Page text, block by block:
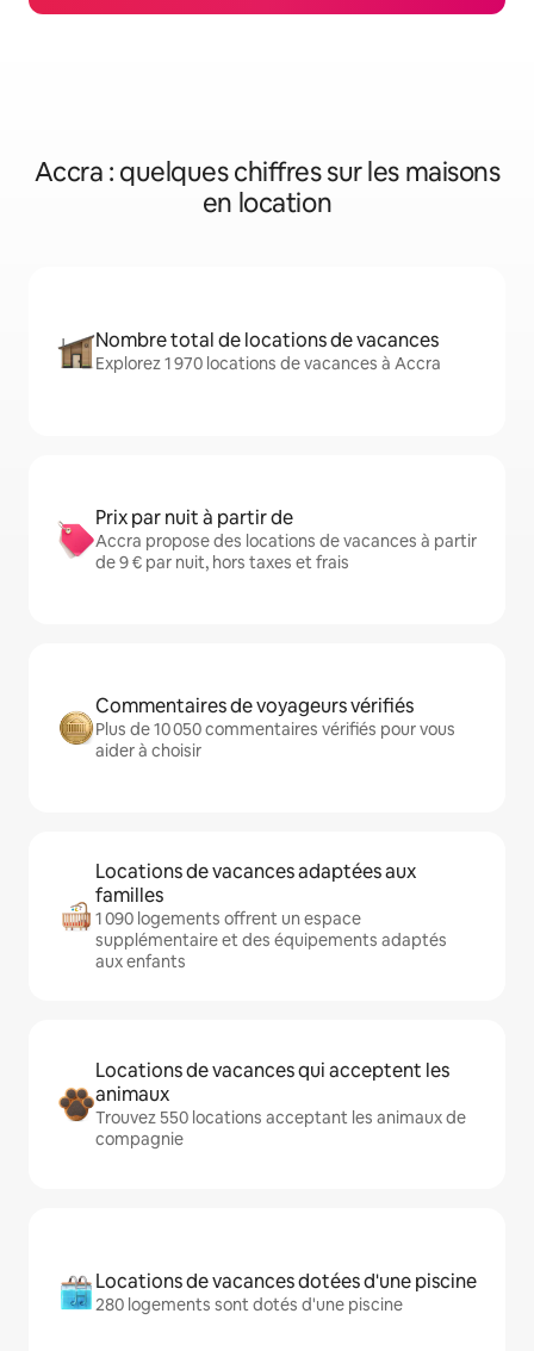
Accra : quelques chiffres sur les maisons
en location
Nombre total de locations de vacances
Explorez 1 970 locations de vacances à Accra
Prix par nuit à partir de
Accra propose des locations de vacances à partir
de 9 € par nuit, hors taxes et frais
Commentaires de voyageurs vérifiés
Plus de 10 050 commentaires vérifiés pour vous
aider à choisir
Locations de vacances adaptées aux
familles
1 090 logements offrent un espace
supplémentaire et des équipements adaptés
aux enfants
Locations de vacances qui acceptent les
animaux
Trouvez 550 locations acceptant les animaux de
compagnie
Locations de vacances dotées d'une piscine
280 logements sont dotés d'une piscine